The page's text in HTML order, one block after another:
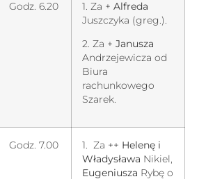
Godz. 6.20 1. Za + Alfreda
Juszczyka (greg.).
2. Za + Janusza
Andrzejewicza od
Biura
rachunkowego
Szarek.
Godz. 7.00 1. Za ++ Helenę i
Władysława Nikiel,
Eugeniusza Rybę o